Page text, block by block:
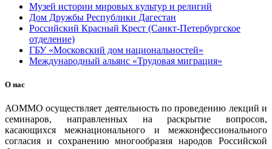
Музей истории мировых культур и религий
Дом Дружбы Республики Дагестан
Российский Красный Крест (Санкт-Петербургское
отделение)
ГБУ «Московский дом национальностей»
Международный альянс «Трудовая миграция»
О нас
АОММО осуществляет деятельность по проведению лекций и
семинаров, направленных на раскрытие вопросов,
касающихся межнационального и межконфессионального
согласия и сохранению многообразия народов Российской